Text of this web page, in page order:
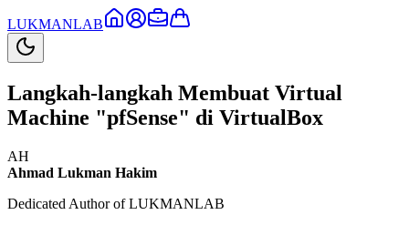
LUKMANLAB
Langkah-langkah Membuat Virtual
Machine "pfSense" di VirtualBox
AH
Ahmad Lukman Hakim
Dedicated Author of LUKMANLAB